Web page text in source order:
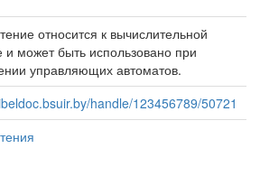
относится к вычислительной
и может быть использовано при
управляющих автоматов.
handle/123456789/50721